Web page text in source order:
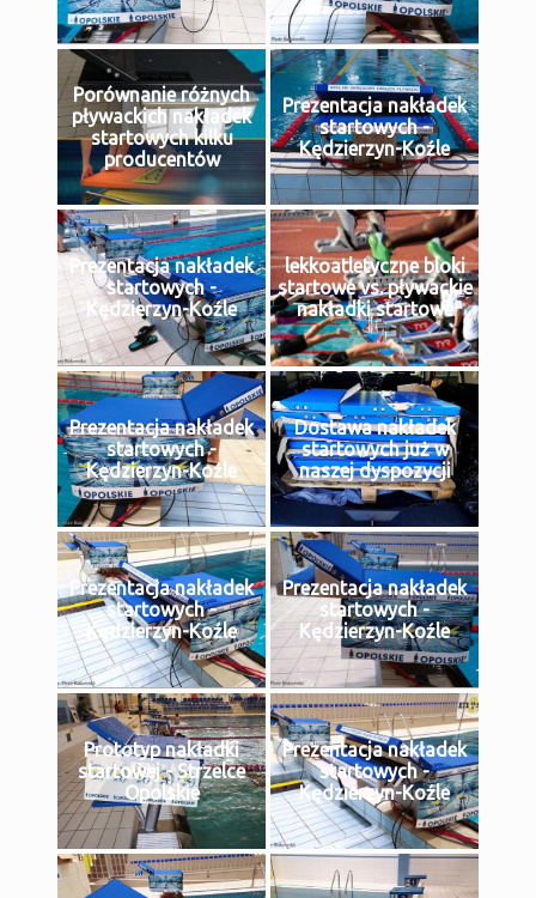
Porównanie różnych
pływackich nakładek
startowych kilku
producentów
Prezentacja nakładek
startowych -
Kędzierzyn-Koźle
Prezentacja nakładek
startowych -
Kędzierzyn-Koźle
lekkoatletyczne bloki
startowe vs. pływackie
nakładki startowe
Prezentacja nakładek
startowych -
Kędzierzyn-Koźle
Dostawa nakładek
startowych już w
naszej dyspozycji
Prezentacja nakładek
startowych -
Kędzierzyn-Koźle
Prezentacja nakładek
startowych -
Kędzierzyn-Koźle
Prototyp nakładki
startowej - Strzelce
Opolskie
Prezentacja nakładek
startowych -
Kędzierzyn-Koźle